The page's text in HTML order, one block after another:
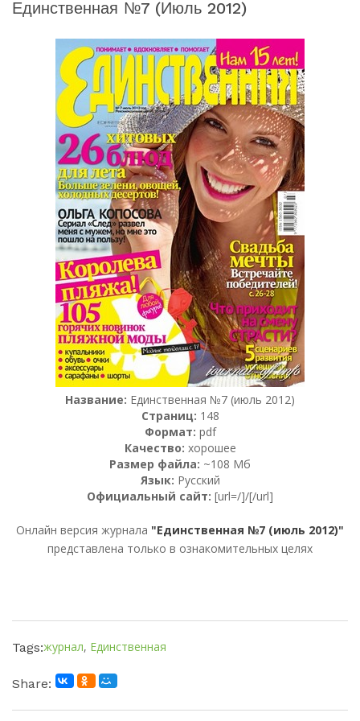
Единственная №7 (июль 2012)
Название: Единственная №7 (июль 2012)
Страниц: 148
Формат: pdf
Качество: хорошее
Размер файла: ~108 Мб
Язык: Русский
Официальный сайт: [url=/]/[/url]
Онлайн версия журнала "Единственная №7 (июль 2012)"
представлена только в ознакомительных целях
Tags:журнал, Единственная
Share: